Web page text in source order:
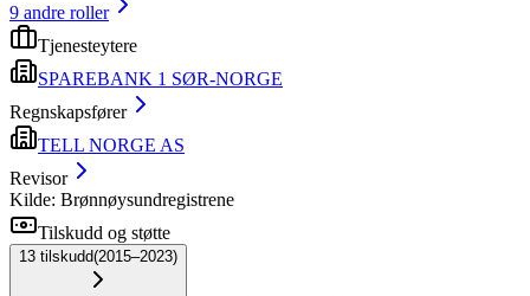
9 andre roller
Tjenesteytere
SPAREBANK 1 SØR-NORGE
Regnskapsfører
TELL NORGE AS
Revisor
Kilde: Brønnøysundregistrene
Tilskudd og støtte
13 tilskudd(2015–2023)